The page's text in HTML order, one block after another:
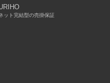
ット完結型の売掛保証